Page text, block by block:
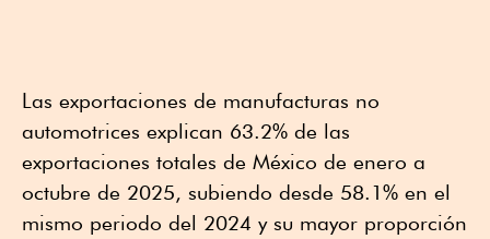
Las exportaciones de manufacturas no
automotrices explican 63.2% de las
exportaciones totales de México de enero a
octubre de 2025, subiendo desde 58.1% en el
mismo periodo del 2024 y su mayor proporción